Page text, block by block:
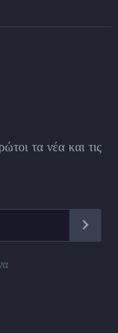
τα νέα και τις